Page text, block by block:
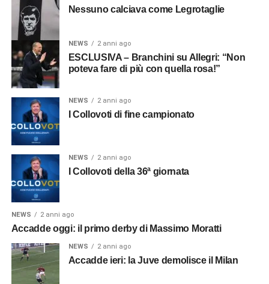
Nessuno calciava come Legrotaglie
NEWS 2 anni ago
ESCLUSIVA – Branchini su Allegri: “Non
poteva fare di più con quella rosa!”
NEWS 2 anni ago
I Collovoti di fine campionato
NEWS 2 anni ago
I Collovoti della 36ª giornata
NEWS 2 anni ago
Accadde oggi: il primo derby di Massimo Moratti
NEWS 2 anni ago
Accadde ieri: la Juve demolisce il Milan